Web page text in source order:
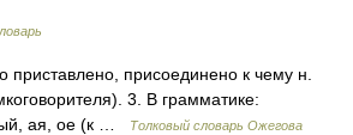
присоединено к чему н.
3. В грамматике:
ая, ое (к …
Толковый словарь Ожегова